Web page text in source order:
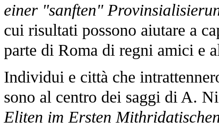
einer "sanften"
cui risultati possono aiutare a
parte di Roma di regni amici e
Individui e città che
sono al centro dei saggi di A.
Eliten im Ersten